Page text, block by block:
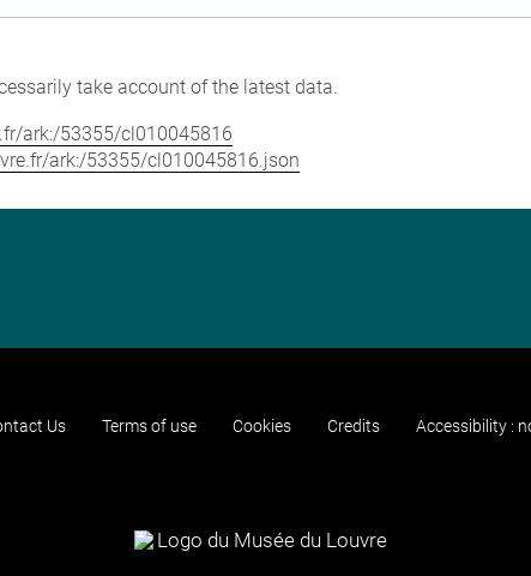
take account of the latest data.
ark:/53355/cl010045816
ark:/53355/cl010045816.json
Us Terms of use Cookies Credits Accessibility :